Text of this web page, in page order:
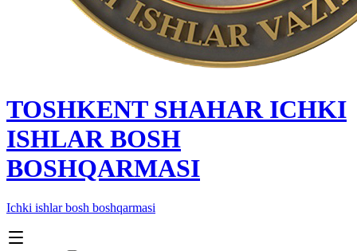
TOSHKENT SHAHAR IСHKI
ISHLAR BOSH
BOSHQARMASI
Ichki ishlar bosh boshqarmasi